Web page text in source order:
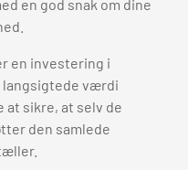
en god snak om dine
en investering i
værdi
at sikre, at selv de
den samlede